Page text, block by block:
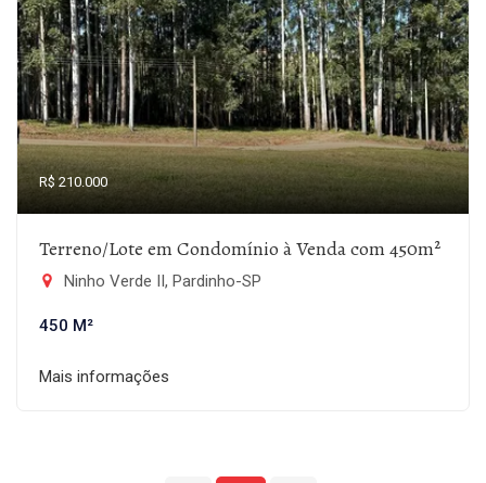
R$ 210.000
Terreno/Lote em Condomínio à Venda com 450m²
Ninho Verde II, Pardinho-SP
450 M²
Mais informações